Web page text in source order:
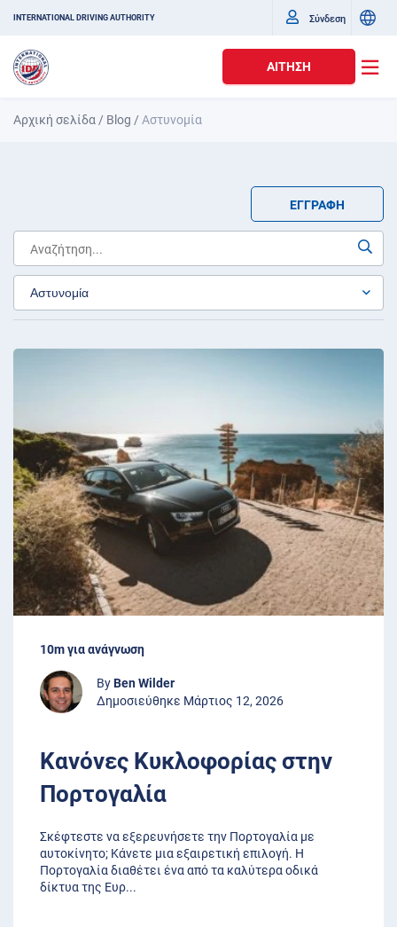
INTERNATIONAL DRIVING AUTHORITY Σύνδεση
ΑΊΤΗΣΗ
Αρχική σελίδα / Blog /Αστυνομία
ΕΓΓΡΑΦΉ
10m για ανάγνωση
ByBen Wilder
Δημοσιεύθηκε Μάρτιος 12, 2026
Κανόνες Κυκλοφορίας στην
Πορτογαλία
Σκέφτεστε να εξερευνήσετε την Πορτογαλία με
αυτοκίνητο; Κάνετε μια εξαιρετική επιλογή. Η
Πορτογαλία διαθέτει ένα από τα καλύτερα οδικά
δίκτυα της Ευρ...